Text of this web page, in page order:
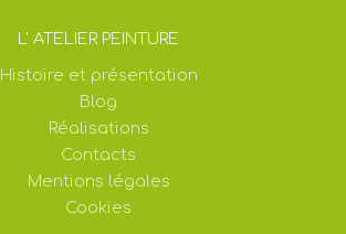
L' ATELIER PEINTURE
Histoire et présentation
Blog
Réalisations
Contacts
Mentions légales
Cookies